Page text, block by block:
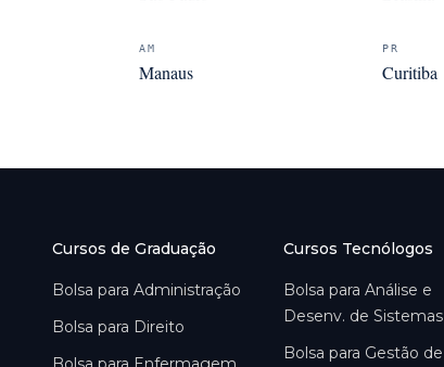
AM
Manaus
PR
Curitiba
Cursos de Graduação
Bolsa para Administração
Bolsa para Direito
Cursos Tecnólogos
Bolsa paraAnálise e
Desenv. de Sistemas
Bolsa para Gestão de